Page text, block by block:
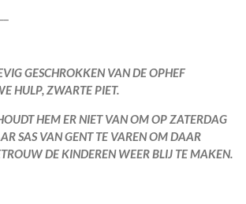
GESCHROKKEN VAN DE OPHEF
HULP, ZWARTE PIET.
HEM ER NIET VAN OM OP ZATERDAG
SAS VAN GENT TE VAREN OM DAAR
DE KINDEREN WEER BLIJ TE MAKEN.